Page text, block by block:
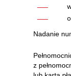
w
Nadanie
z